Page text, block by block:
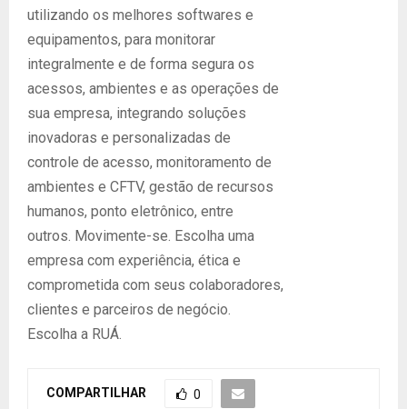
utilizando os melhores softwares e
equipamentos, para monitorar
integralmente e de forma segura os
acessos, ambientes e as operações de
sua empresa, integrando soluções
inovadoras e personalizadas de
controle de acesso, monitoramento de
ambientes e CFTV, gestão de recursos
humanos, ponto eletrônico, entre
outros. Movimente-se. Escolha uma
empresa com experiência, ética e
comprometida com seus colaboradores,
clientes e parceiros de negócio.
Escolha a RUÁ.
COMPARTILHAR 0